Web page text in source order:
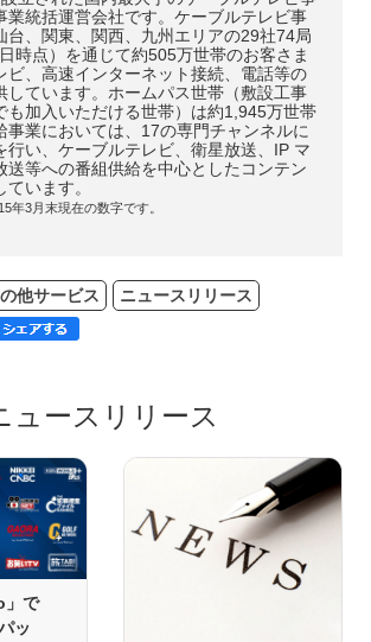
業統括運営会社です。ケーブルテレビ事
台、関東、関西、九州エリアの29社74局
時点）を通じて約505万世帯のお客さま
ビ、高速インターネット接続、電話等の
しています。ホームパス世帯（敷設工事
も加入いただける世帯）は約1,945万世帯
事業においては、17の専門チャンネルに
行い、ケーブルテレビ、衛星放送、IP マ
送等への番組供給を中心としたコンテン
います。
年3月末現在の数字です。
他サービス ニュースリリース
ュースリリース
」で
ッ